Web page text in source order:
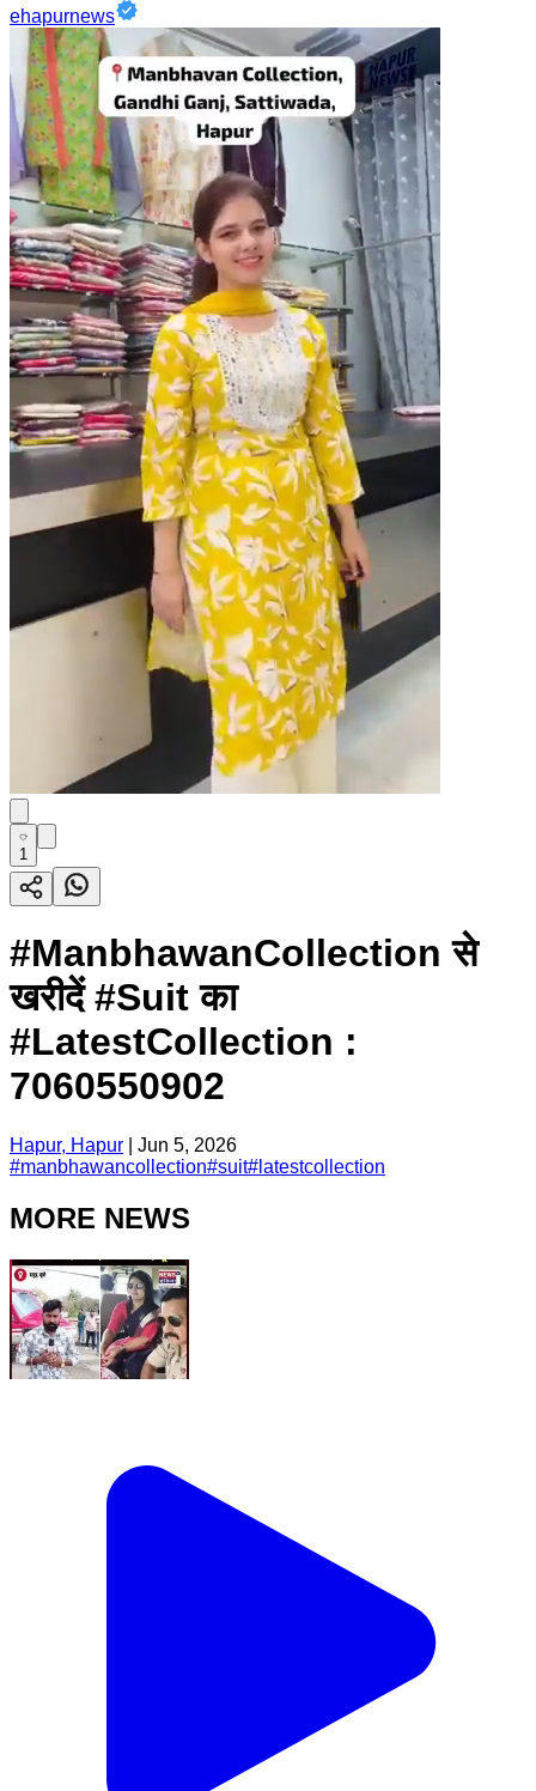
ehapurnews
1
#ManbhawanCollection से
खरीदें #Suit का
#LatestCollection :
7060550902
Hapur, Hapur
Jun 5, 2026
#manbhawancollection#suit# latestcollection
MORE NEWS